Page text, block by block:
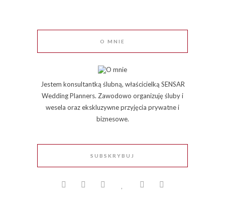
O MNIE
Jestem konsultantką ślubną, właścicielką SENSAR
Wedding Planners. Zawodowo organizuję śluby i
wesela oraz ekskluzywne przyjęcia prywatne i
biznesowe.
SUBSKRYBUJ